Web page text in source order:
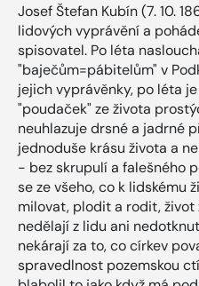
Josef Štefan Kubín (7. 10.
lidových vyprávění a
spisovatel. Po léta
"baječům=pábitelům" v
jejich vyprávěnky, po léta
"poudaček" ze života
neuhlazuje drsné a jadrné
jednoduše krásu života a
- bez skrupulí a falešného
se ze všeho, co k lidskému
milovat, plodit a rodit, život
nedělají z lidu ani
nekárají za to, co církev
spravedlnost pozemskou